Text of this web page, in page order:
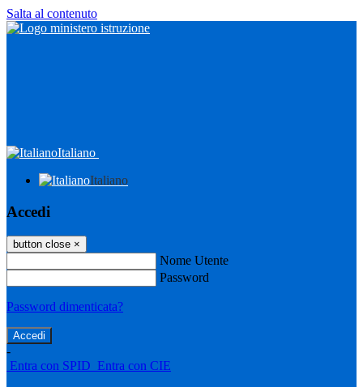
Salta al contenuto
Italiano
Italiano
Accedi
button close ×
Nome Utente
Password
Password dimenticata?
-
Entra con SPID Entra con CIE